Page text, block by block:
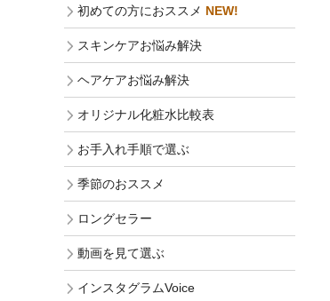
初めての方におススメ NEW!
スキンケアお悩み解決
ヘアケアお悩み解決
オリジナル化粧水比較表
お手入れ手順で選ぶ
季節のおススメ
ロングセラー
動画を見て選ぶ
インスタグラムVoice